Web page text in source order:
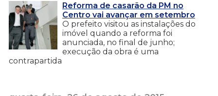
Reforma de casarão da PM no
Centro vai avançar em setembro
O prefeito visitou as instalações do
imóvel quando a reforma foi
anunciada, no final de junho;
execução da obra é uma
contrapartida